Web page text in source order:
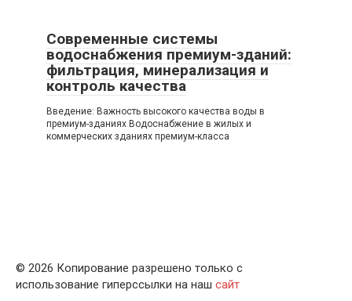
Современные системы
водоснабжения премиум-зданий:
фильтрация, минерализация и
контроль качества
Введение: Важность высокого качества воды в
премиум-зданиях Водоснабжение в жилых и
коммерческих зданиях премиум-класса
© 2026 Копирование разрешено только с
использование гиперссылки на наш сайт